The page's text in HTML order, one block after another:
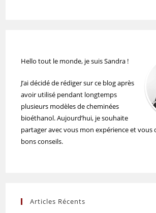
Hello tout le monde, je suis Sandra !
J’ai décidé de rédiger sur ce blog après
avoir utilisé pendant longtemps
plusieurs modèles de cheminées
bioéthanol. Aujourd’hui, je souhaite
partager avec vous mon expérience et vous
bons conseils.
Articles Récents